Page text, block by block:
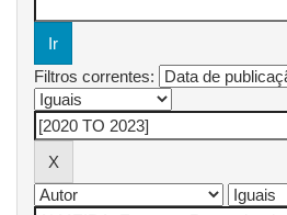
Filtros correntes: